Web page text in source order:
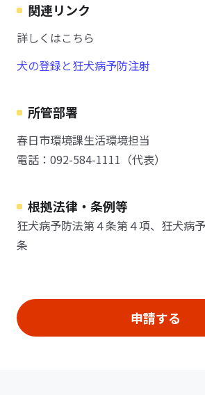
関連リンク
詳しくはこちら
犬の登録と狂犬病予防注射
所管部署
春日市環境課生活環境担当
電話：092-584-1111（代表）
根拠法律・条例等
狂犬病予防法第４条第４項、狂犬病
条